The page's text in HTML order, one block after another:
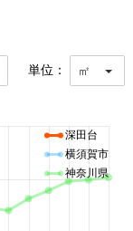
単位： ㎡
深田台
横須賀市
神奈川県